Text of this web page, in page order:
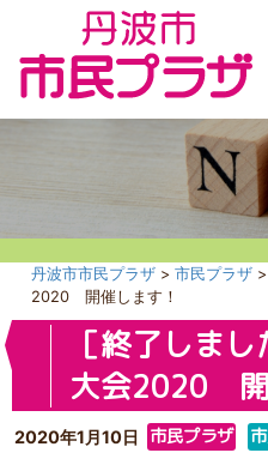
丹波市市民プラザ> 市民プラザ>
2020 開催します！
［終了しま
大会2020 開
2020年1月10日 市民プラザ